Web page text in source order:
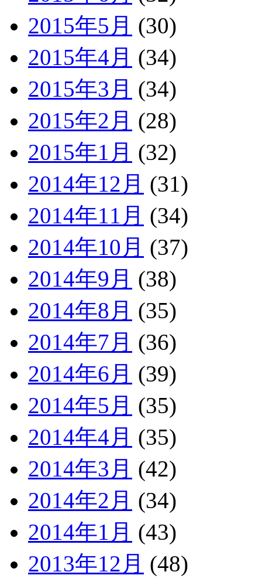
2015年5月 (30)
2015年4月 (34)
2015年3月 (34)
2015年2月 (28)
2015年1月 (32)
2014年12月 (31)
2014年11月 (34)
2014年10月 (37)
2014年9月 (38)
2014年8月 (35)
2014年7月 (36)
2014年6月 (39)
2014年5月 (35)
2014年4月 (35)
2014年3月 (42)
2014年2月 (34)
2014年1月 (43)
2013年12月 (48)